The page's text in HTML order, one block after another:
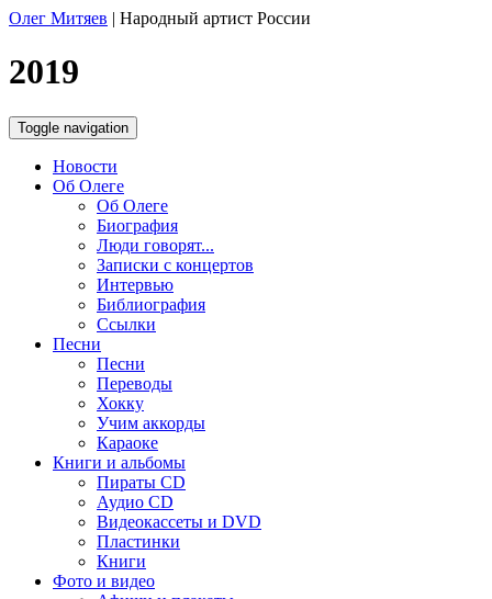
Олег Митяев | Народный артист России
2019
Toggle navigation
Новости
Об Олеге
Об Олеге
Биография
Люди говорят...
Записки с концертов
Интервью
Библиография
Ссылки
Песни
Песни
Переводы
Хокку
Учим аккорды
Караоке
Книги и альбомы
Пираты CD
Аудио CD
Видеокассеты и DVD
Пластинки
Книги
Фото и видео